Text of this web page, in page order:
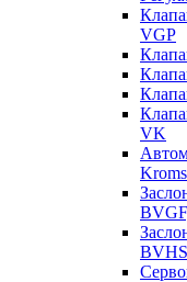
VGP
VK
BVHS